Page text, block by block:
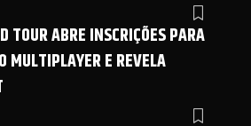
TOUR ABRE INSCRIÇÕES PARA
MULTIPLAYER E REVELA